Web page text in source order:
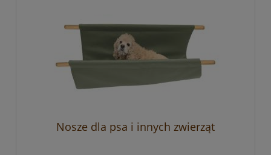
Nosze dla psa i innych zwierząt